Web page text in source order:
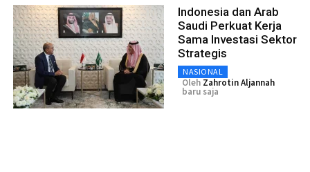
Indonesia dan Arab
Saudi Perkuat Kerja
Sama Investasi Sektor
Strategis
NASIONAL
Oleh Zahrotin Aljannah
baru saja